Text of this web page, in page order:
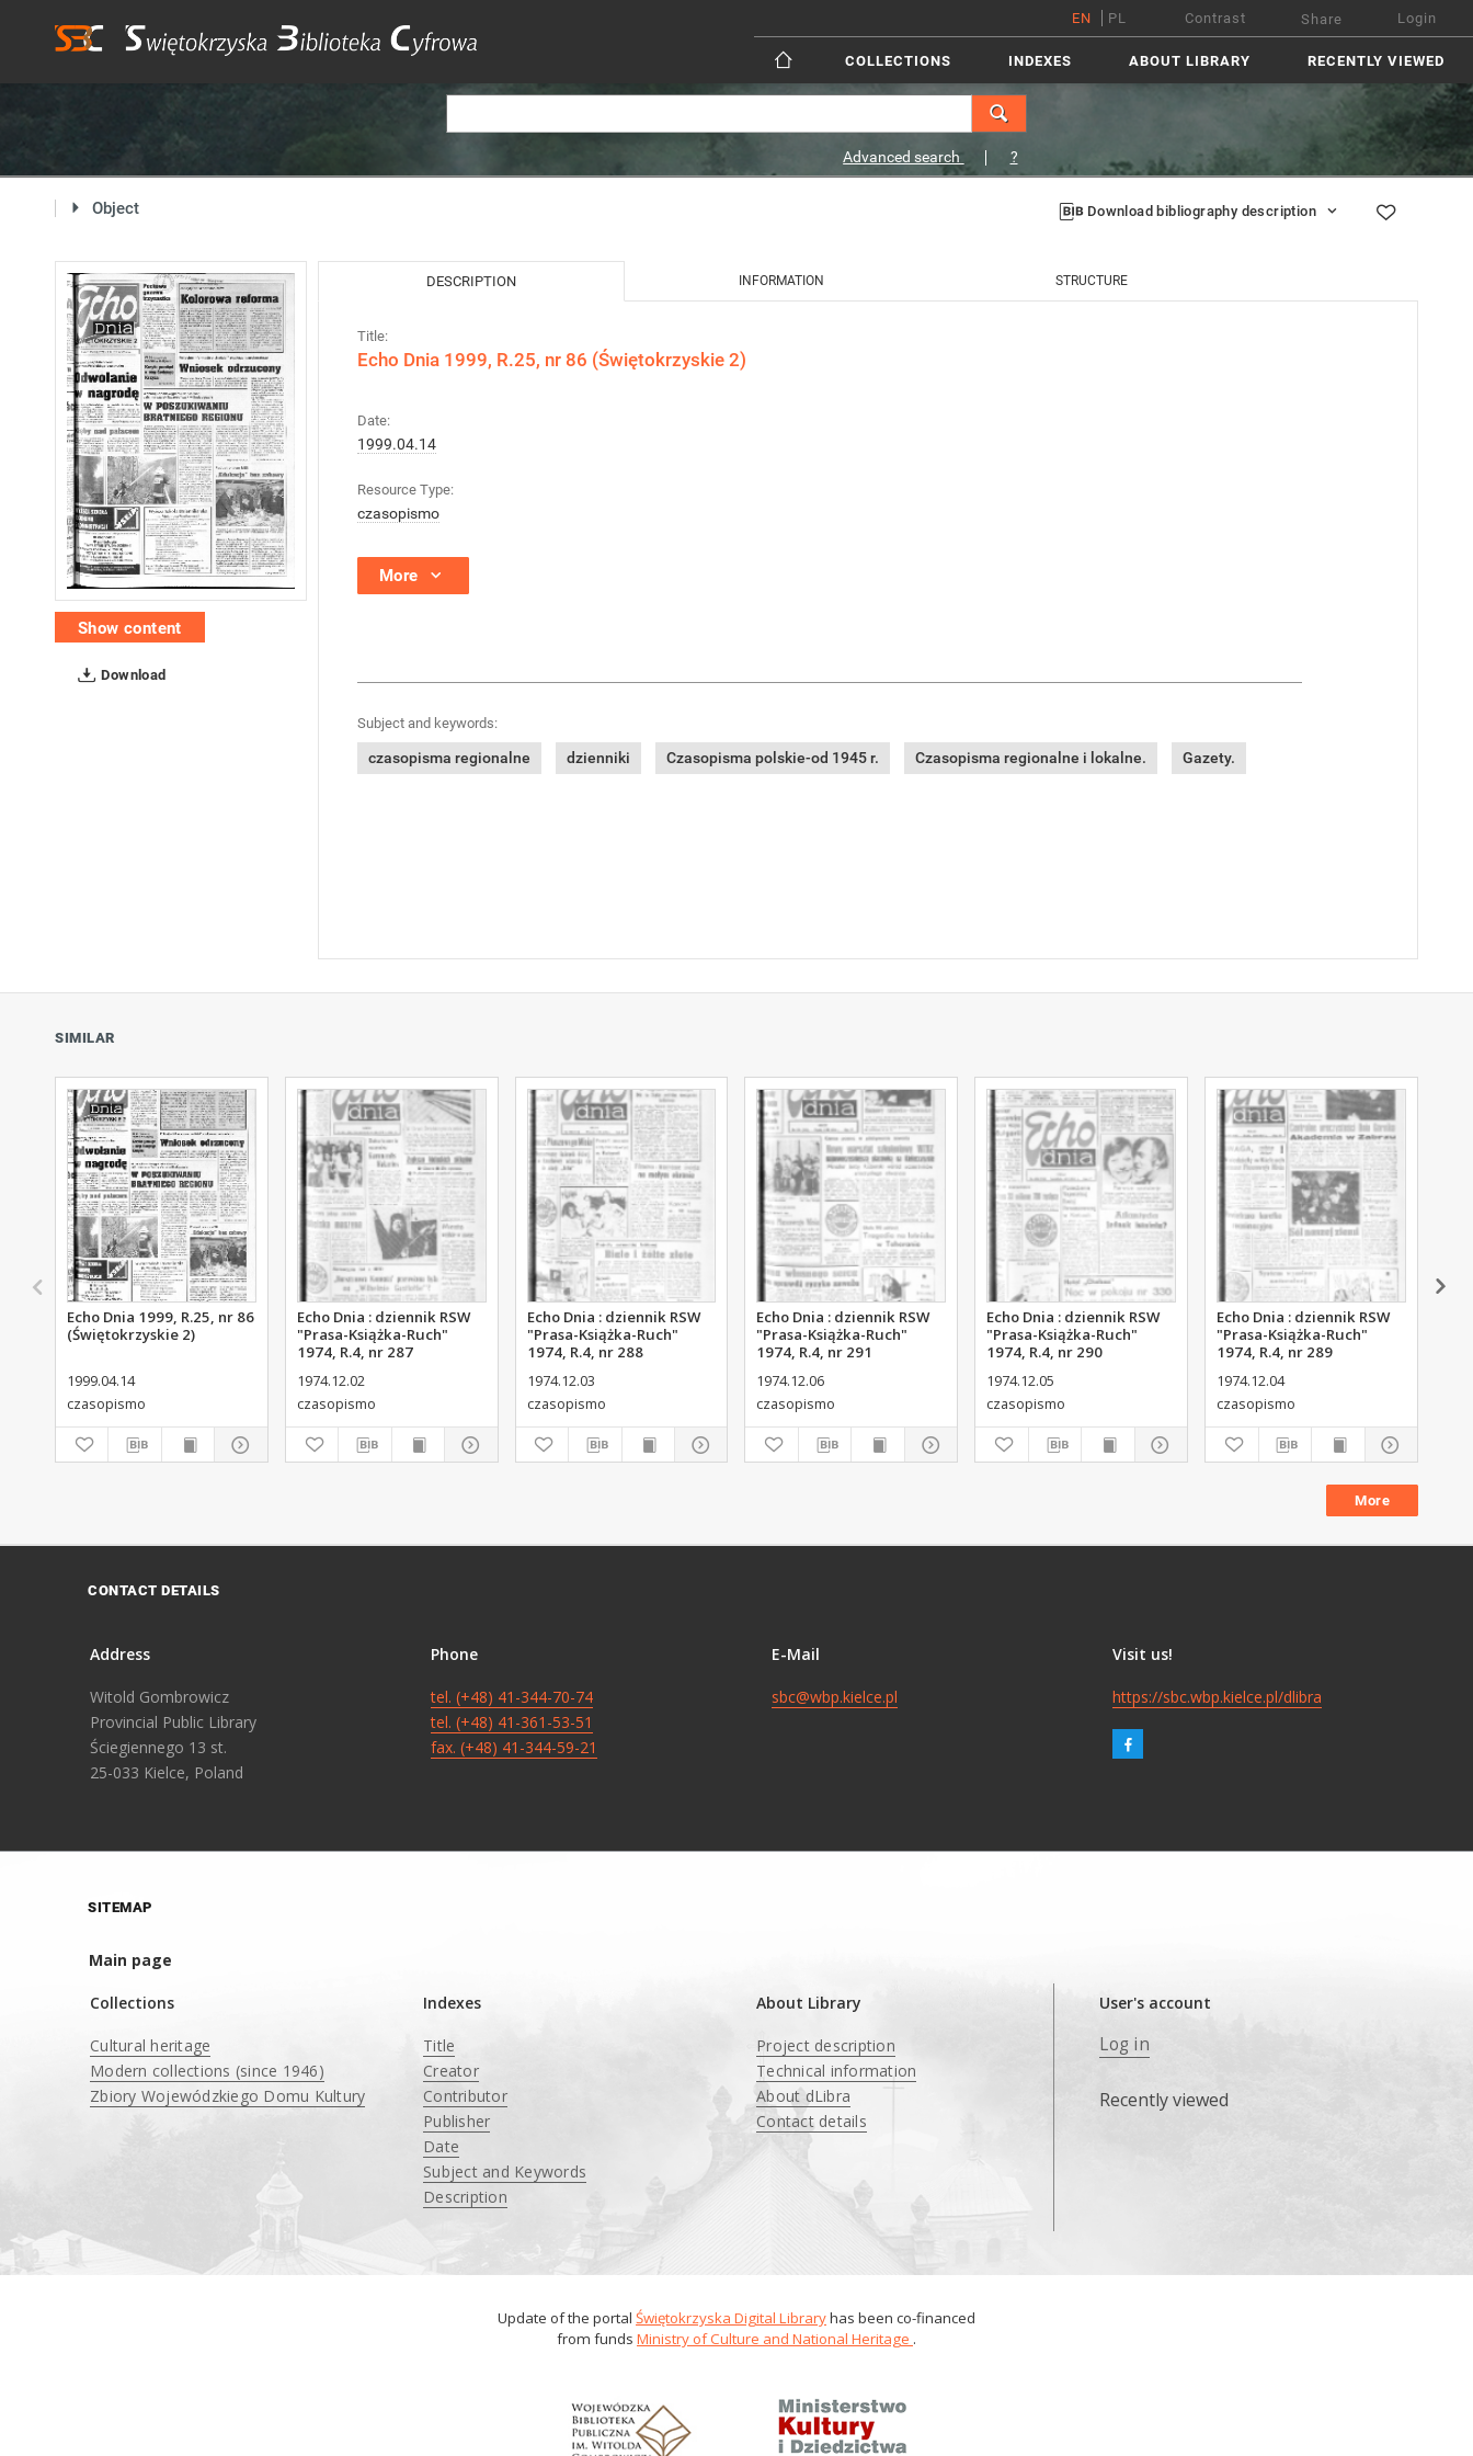
EN PL Contrast Share Login
COLLECTIONS INDEXES ABOUT LIBRARY RECENTLY VIEWED
Advanced search ?
Object Download bibliography description
Show content
Download
DESCRIPTION INFORMATION STRUCTURE
Title:
Echo Dnia 1999, R.25, nr 86 (Świętokrzyskie 2)
Date:
1999.04.14
Resource Type:
czasopismo
More
Subject and keywords:
czasopisma regionalne dzienniki Czasopisma polskie-od 1945 r. Czasopisma regionalne i lokalne. Gazety.
SIMILAR
Echo Dnia 1999, R.25, nr 86
(Świętokrzyskie 2)
1999.04.14
czasopismo
Echo Dnia : dziennik RSW
"Prasa-Książka-Ruch"
1974, R.4, nr 287
1974.12.02
czasopismo
Echo Dnia : dziennik RSW
"Prasa-Książka-Ruch"
1974, R.4, nr 288
1974.12.03
czasopismo
Echo Dnia : dziennik RSW
"Prasa-Książka-Ruch"
1974, R.4, nr 291
1974.12.06
czasopismo
Echo Dnia : dziennik RSW
"Prasa-Książka-Ruch"
1974, R.4, nr 290
1974.12.05
czasopismo
Echo Dnia : dziennik RSW
"Prasa-Książka-Ruch"
1974, R.4, nr 289
1974.12.04
czasopismo
More
CONTACT DETAILS
Address
Witold Gombrowicz
Provincial Public Library
Ściegiennego 13 st.
25-033 Kielce, Poland
Phone
tel. (+48) 41-344-70-74
tel. (+48) 41-361-53-51
fax. (+48) 41-344-59-21
E-Mail
sbc@wbp.kielce.pl
Visit us!
https://sbc.wbp.kielce.pl/dlibra
SITEMAP
Main page
Collections
Cultural heritage
Modern collections (since 1946)
Zbiory Wojewódzkiego Domu Kultury
Indexes
Title
Creator
Contributor
Publisher
Date
Subject and Keywords
Description
About Library
Project description
Technical information
About dLibra
Contact details
User's account
Log in
Recently viewed
Update of the portal Świętokrzyska Digital Libraryhas been co-financed
from funds Ministry of Culture and National Heritage .